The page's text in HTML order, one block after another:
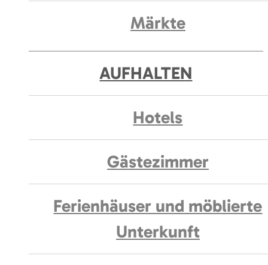
Märkte
AUFHALTEN
Hotels
Gästezimmer
Ferienhäuser und möblierte
Unterkunft